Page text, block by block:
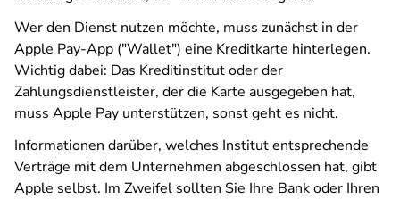
Wer den Dienst nutzen möchte, muss zunächst in der
Apple Pay-App ("Wallet") eine Kreditkarte hinterlegen.
Wichtig dabei: Das Kreditinstitut oder der
Zahlungsdienstleister, der die Karte ausgegeben hat,
muss Apple Pay unterstützen, sonst geht es nicht.
Informationen darüber, welches Institut entsprechende
Verträge mit dem Unternehmen abgeschlossen hat, gibt
Apple selbst. Im Zweifel sollten Sie Ihre Bank oder Ihren